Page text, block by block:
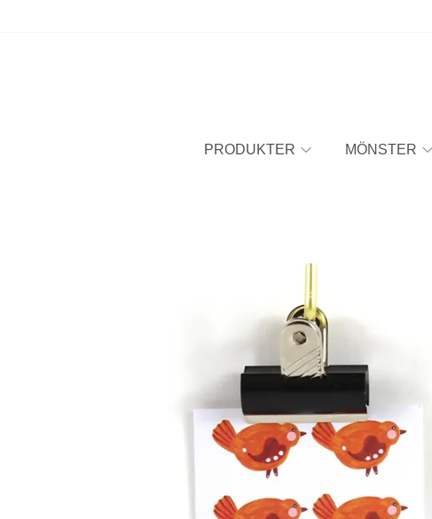
PRODUKTER MÖNSTER